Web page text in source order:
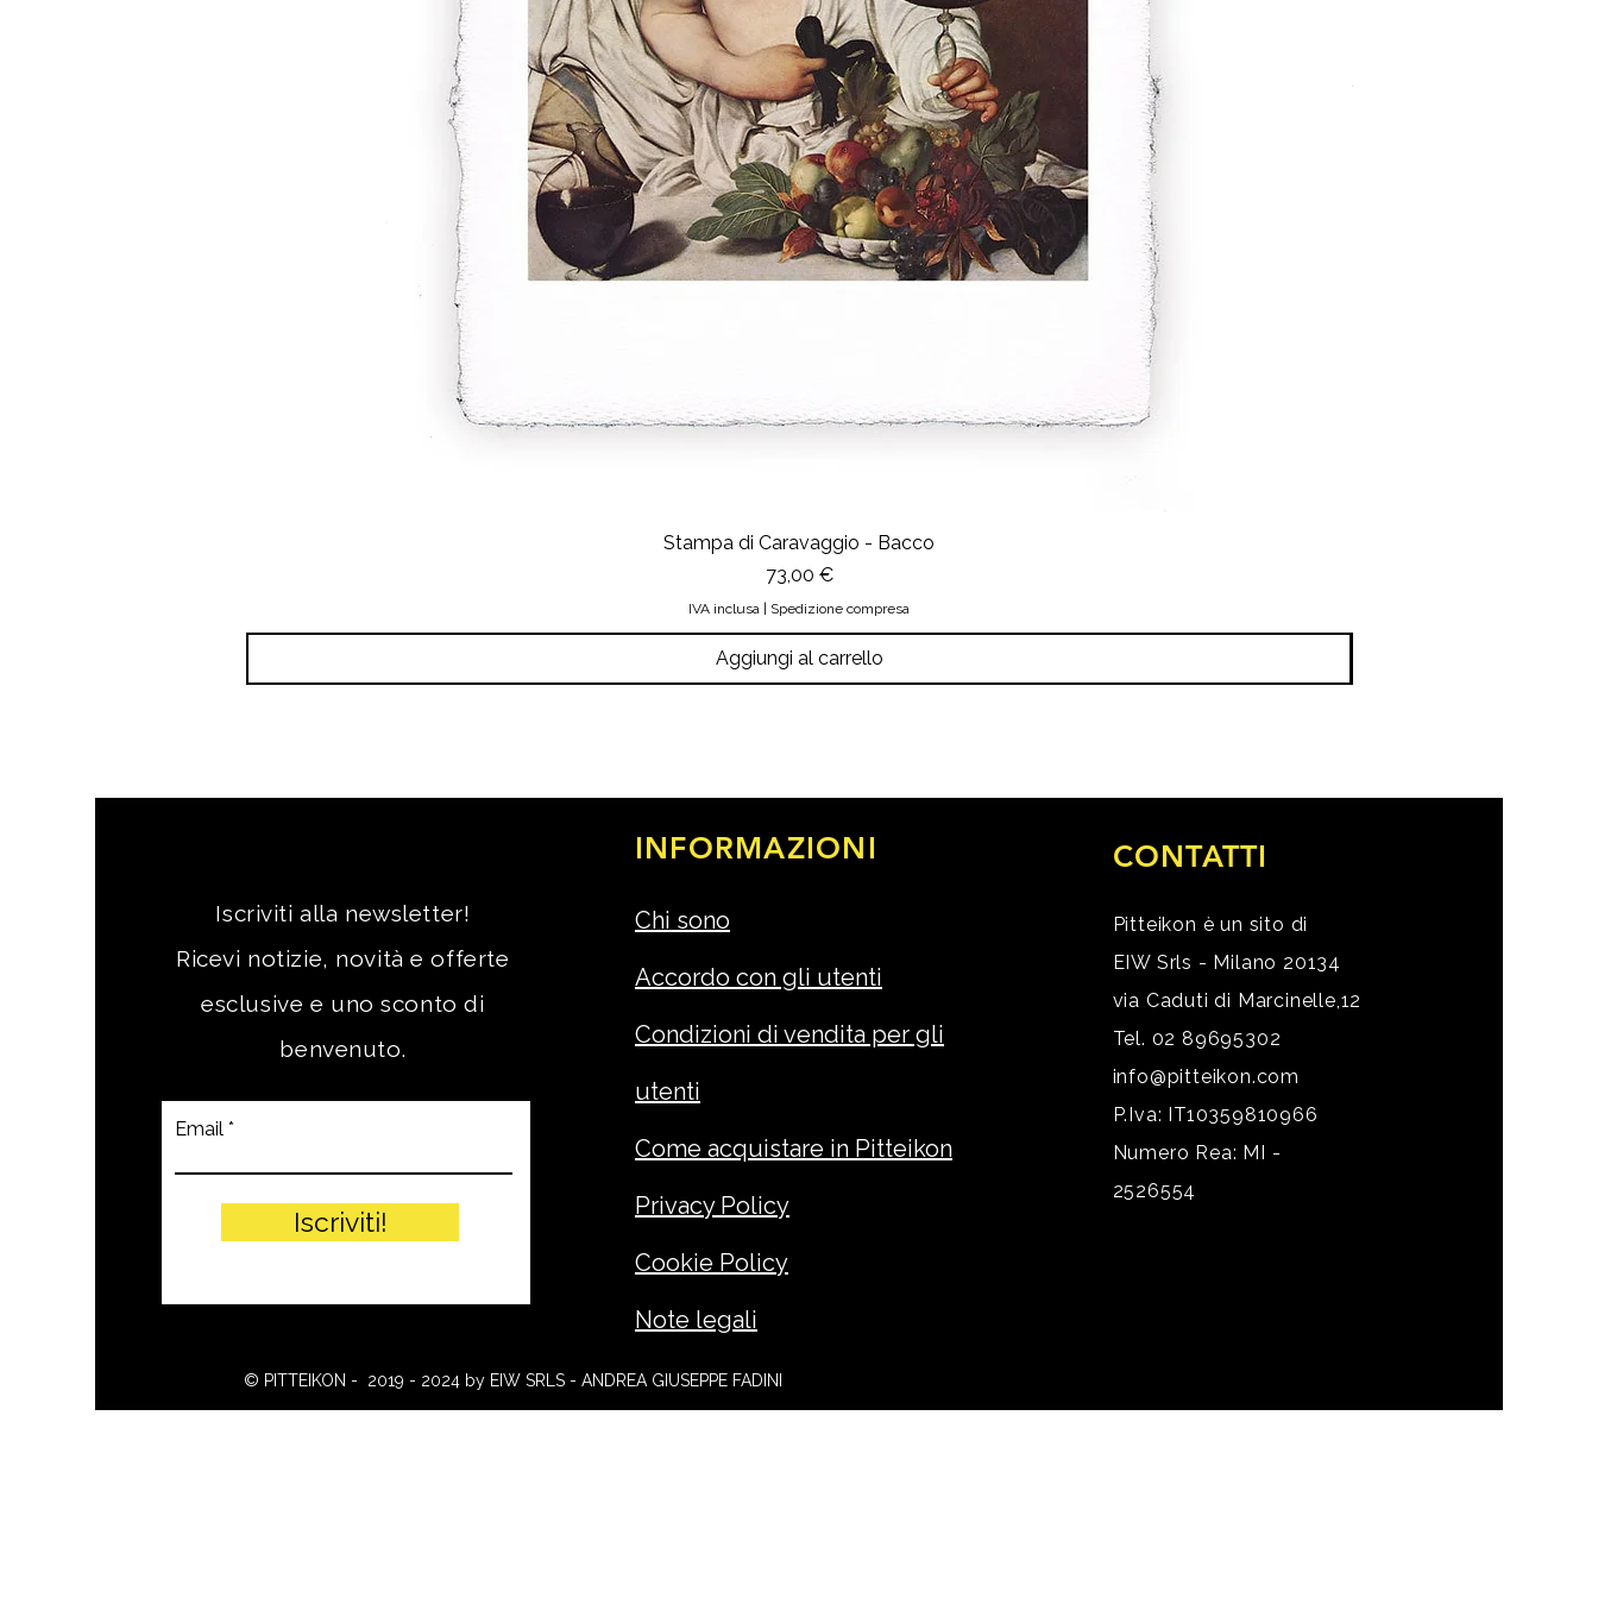
Stampa di Caravaggio - Bacco
Prezzo
73,00 €
IVA inclusa Spedizione compresa
Aggiungi al carrello
Iscriviti alla newsletter!
Ricevi notizie, novità e offerte
esclusive e uno sconto di
benvenuto.
Email
Iscriviti!
INFORMAZIONI
Chi sono
Accordo con gli utenti
Condizioni di vendita per gli
utenti
Come acquistare in Pitteikon
Privacy Policy
Cookie Policy
Note legali
CONTATTI
Pitteikon è un sito di
EIW Srls - Milano 20134
via Caduti di Marcinelle,12
Tel. 02 89695302
info@pitteikon.com
P.Iva: IT10359810966
Numero Rea: MI -
2526554
© PITTEIKON - 2019 - 2024 by EIW SRLS - ANDREA GIUSEPPE FADINI